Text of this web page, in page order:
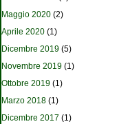
Maggio 2020 (2)
Aprile 2020 (1)
Dicembre 2019 (5)
Novembre 2019 (1)
Ottobre 2019 (1)
Marzo 2018 (1)
Dicembre 2017 (1)